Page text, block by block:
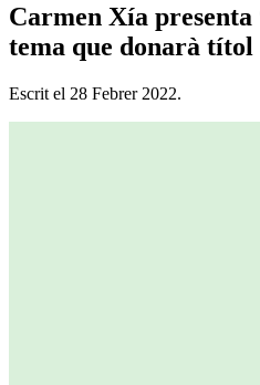
Carmen Xía
tema que donarà títol
Escrit el 28 Febrer 2022.